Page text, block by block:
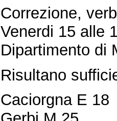
Correzione,
Venerdi 15 alle
Dipartimento di
Risultano
Caciorgna E 18